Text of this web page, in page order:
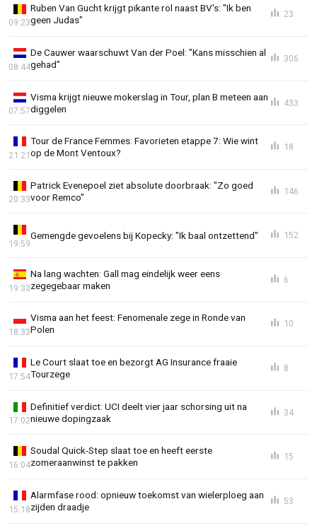
Ruben Van Gucht krijgt pikante rol naast BV's: "Ik ben
geen Judas"
09:23
23
De Cauwer waarschuwt Van der Poel: "Kans misschien al
gehad"
08:44
306
Visma krijgt nieuwe mokerslag in Tour, plan B meteen aan
diggelen
07:57
433
Tour de France Femmes: Favorieten etappe 7: Wie wint
op de Mont Ventoux?
21:21
18
Patrick Evenepoel ziet absolute doorbraak: "Zo goed
voor Remco"
20:33
146
Gemengde gevoelens bij Kopecky: "Ik baal ontzettend"
19:59
152
Na lang wachten: Gall mag eindelijk weer eens
zegegebaar maken
19:33
6
Visma aan het feest: Fenomenale zege in Ronde van
Polen
18:33
10
Le Court slaat toe en bezorgt AG Insurance fraaie
Tourzege
17:54
8
Definitief verdict: UCI deelt vier jaar schorsing uit na
nieuwe dopingzaak
17:02
34
Soudal Quick-Step slaat toe en heeft eerste
zomeraanwinst te pakken
16:04
15
Alarmfase rood: opnieuw toekomst van wielerploeg aan
zijden draadje
15:18
53